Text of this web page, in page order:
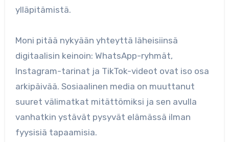
ylläpitämistä.
Moni pitää nykyään yhteyttä läheisiinsä
digitaalisin keinoin: WhatsApp-ryhmät,
Instagram-tarinat ja TikTok-videot ovat iso osa
arkipäivää. Sosiaalinen media on muuttanut
suuret välimatkat mitättömiksi ja sen avulla
vanhatkin ystävät pysyvät elämässä ilman
fyysisiä tapaamisia.